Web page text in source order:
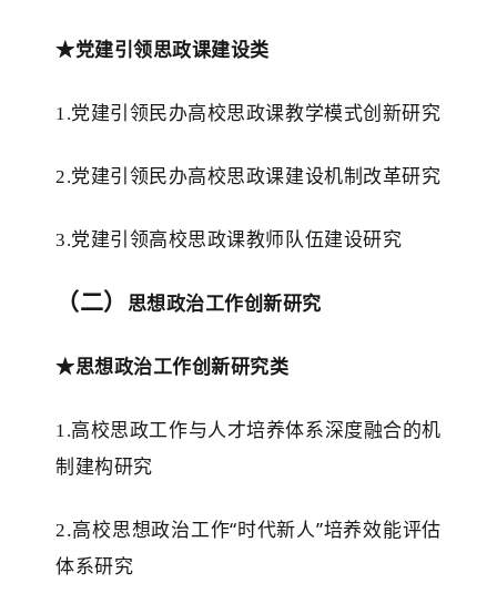
★党建引领思政课建设类
1.党建引领民办高校思政课教学模式创新研究
2.党建引领民办高校思政课建设机制改革研究
3.党建引领高校思政课教师队伍建设研究
（二） 思想政治工作创新研究
★思想政治工作创新研究类
1.高校思政工作与人才培养体系深度融合的机
制建构研究
2.高校思想政治工作“时代新人”培养效能评估
体系研究